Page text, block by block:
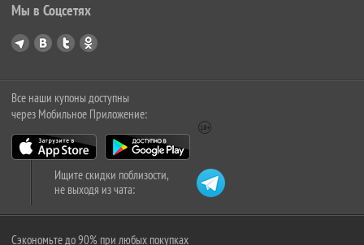
Мы в Соцсетях
Все наши купоны доступны
через Мобильное Приложение:
Ищите скидки поблизости,
не выходя из чата:
Сэкономьте до 90% при любых покупках